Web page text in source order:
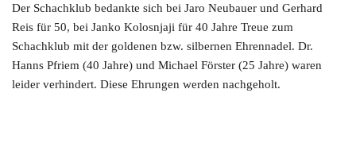
Der Schachklub bedankte sich bei Jaro Neubauer und Gerhard
Reis für 50, bei Janko Kolosnjaji für 40 Jahre Treue zum
Schachklub mit der goldenen bzw. silbernen Ehrennadel. Dr.
Hanns Pfriem (40 Jahre) und Michael Förster (25 Jahre) waren
leider verhindert. Diese Ehrungen werden nachgeholt.